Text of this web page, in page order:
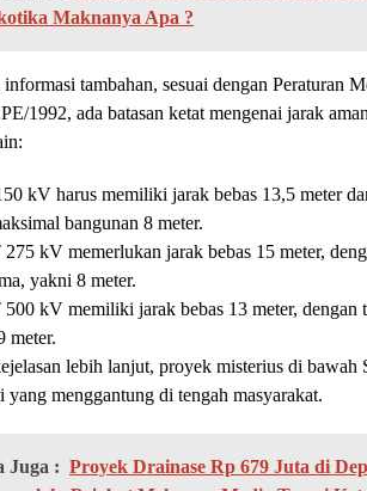
Maknanya Apa ?
informasi tambahan, sesuai dengan Peraturan
1992, ada batasan ketat mengenai jarak
kV harus memiliki jarak bebas 13,5 meter
bangunan 8 meter.
kV memerlukan jarak bebas 15 meter,
yakni 8 meter.
kV memiliki jarak bebas 13 meter, dengan
meter.
lebih lanjut, proyek misterius di
yang menggantung di tengah masyarakat.
Juga : Proyek Drainase Rp 679 Juta di